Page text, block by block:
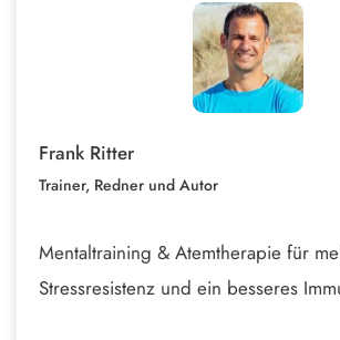
Frank Ritter
Trainer, Redner und Autor
Mentaltraining & Atemtherapie für
Stressresistenz und ein besseres